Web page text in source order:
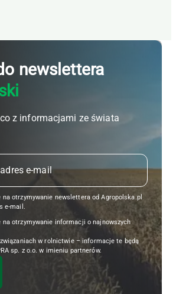
newslettera
z informacjami ze świata
na otrzymywanie newslettera od Agropolska.pl
e-mail.
na otrzymywanie informacji o najnowszych
w rolnictwie – informacje te będą
sp. z o.o. w imieniu partnerów.